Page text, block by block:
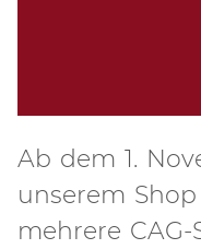
Ab dem 1.
unserem
mehrere CAG-